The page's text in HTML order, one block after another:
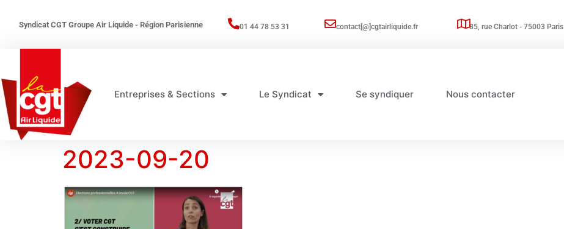
Syndicat CGT Groupe Air Liquide - Région Parisienne 01 44 78 53 31 contact[@]cgtairliquide.fr 85, rue Charlot - 75003 Paris
Entreprises & Sections Le Syndicat Se syndiquer Nous contacter
2023-09-20